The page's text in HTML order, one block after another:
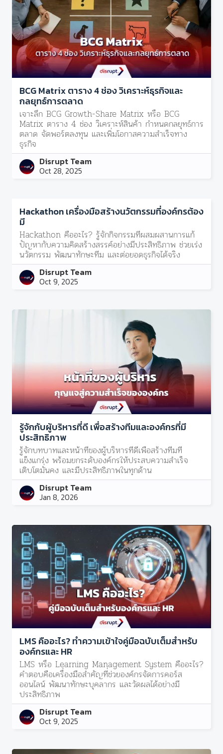
BCG Matrix ตาราง 4 ช่อง วิเคราะห์ธุรกิจและ
กลยุทธ์การตลาด
เจาะลึก BCG Growth-Share Matrix หรือ BCG
Matrix ตาราง 4 ช่อง วิเคราะห์สินค้า กำหนดกลยุทธ์การ
ตลาด จัดพอร์ตลงทุน และเพิ่มโอกาสความสำเร็จทาง
ธุรกิจ
Disrupt Team
Oct 28, 2025
Hackathon เครื่องมือสร้างนวัตกรรมที่องค์กรต้อง
มี
Hackathon คืออะไร? รู้จักกิจกรรมที่ผสมผสานการแก้
ปัญหากับความคิดสร้างสรรค์อย่างมีประสิทธิภาพ ช่วยเร่ง
นวัตกรรม พัฒนาทักษะทีม และต่อยอดธุรกิจได้จริง
Disrupt Team
Oct 9, 2025
รู้จักกับผู้บริหารที่ดี เพื่อสร้างทีมและองค์กรที่มี
ประสิทธิภาพ
รู้จักบทบาทและหน้าที่ของผู้บริหารที่ดีเพื่อสร้างทีมที่
แข็งแกร่ง พร้อมยกระดับองค์กรให้ประสบความสำเร็จ
เติบโตมั่นคง และมีประสิทธิภาพในทุกด้าน
Disrupt Team
Jan 8, 2026
LMS คืออะไร? ทำความเข้าใจคู่มือฉบับเต็มสำหรับ
องค์กรและ HR
LMS หรือ Learning Management System คืออะไร?
คำตอบคือเครื่องมือสำคัญที่ช่วยองค์กรจัดการคอร์ส
ออนไลน์ พัฒนาทักษะบุคลากร และวัดผลได้อย่างมี
ประสิทธิภาพ
Disrupt Team
Oct 9, 2025